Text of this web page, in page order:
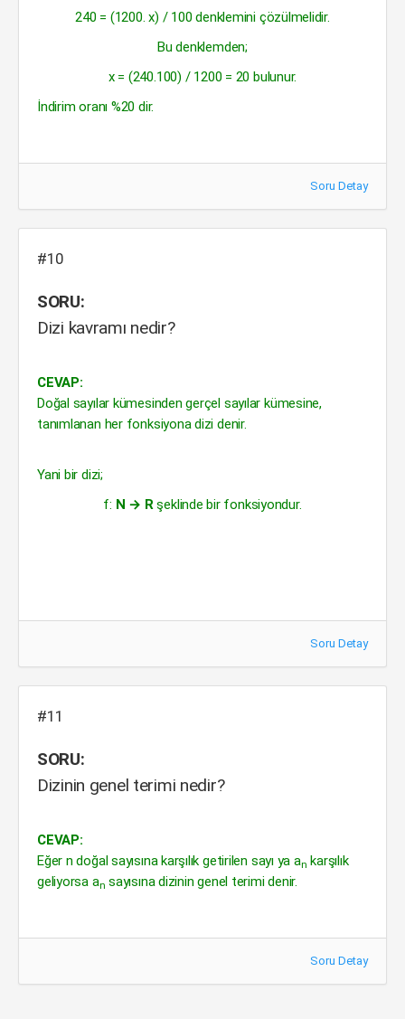
240 = (1200. x) / 100 denklemini çözülmelidir.
Bu denklemden;
x = (240.100) / 1200 = 20 bulunur.
İndirim oranı %20 dir.
Soru Detay
#10
SORU:
Dizi kavramı nedir?
CEVAP:
Doğal sayılar kümesinden gerçel sayılar kümesine,
tanımlanan her fonksiyona dizi denir.
Yani bir dizi;
f: N → Rşeklinde bir fonksiyondur.
Soru Detay
#11
SORU:
Dizinin genel terimi nedir?
CEVAP:
Eğer n doğal sayısına karşılık getirilen sayı ya an karşılık
geliyorsa an sayısına dizinin genel terimi denir.
Soru Detay